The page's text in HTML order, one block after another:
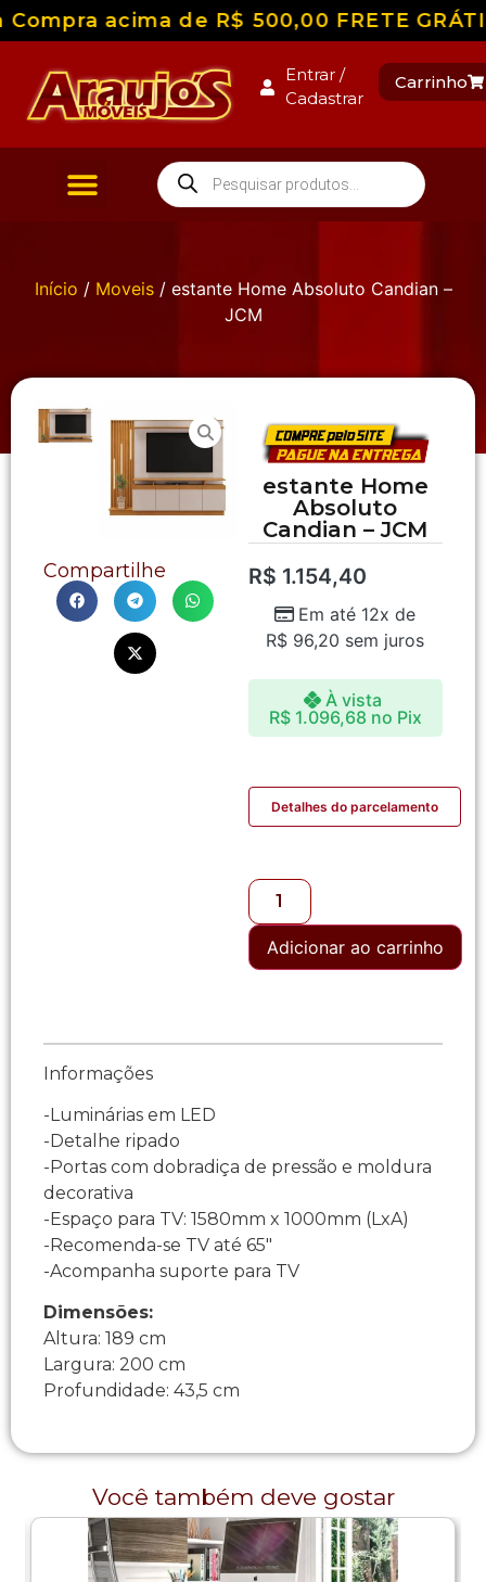
acima de R$ 500,00 FRETE
Entrar /
Cadastrar
Carrinho
Início / Moveis/ estante Home Absoluto Candian –
JCM
Compartilhe
estante Home
Absoluto
Candian – JCM
R$ 1.154,40
Em até 12x de
R$ 96,20 sem juros
À vista
R$1.096,68 no Pix
Detalhes do parcelamento
Adicionar ao carrinho
Informações
-Luminárias em LED
-Detalhe ripado
-Portas com dobradiça de pressão e moldura
decorativa
-Espaço para TV: 1580mm x 1000mm (LxA)
-Recomenda-se TV até 65″
-Acompanha suporte para TV
Dimensões:
Altura: 189 cm
Largura: 200 cm
Profundidade: 43,5 cm
Você também deve gostar